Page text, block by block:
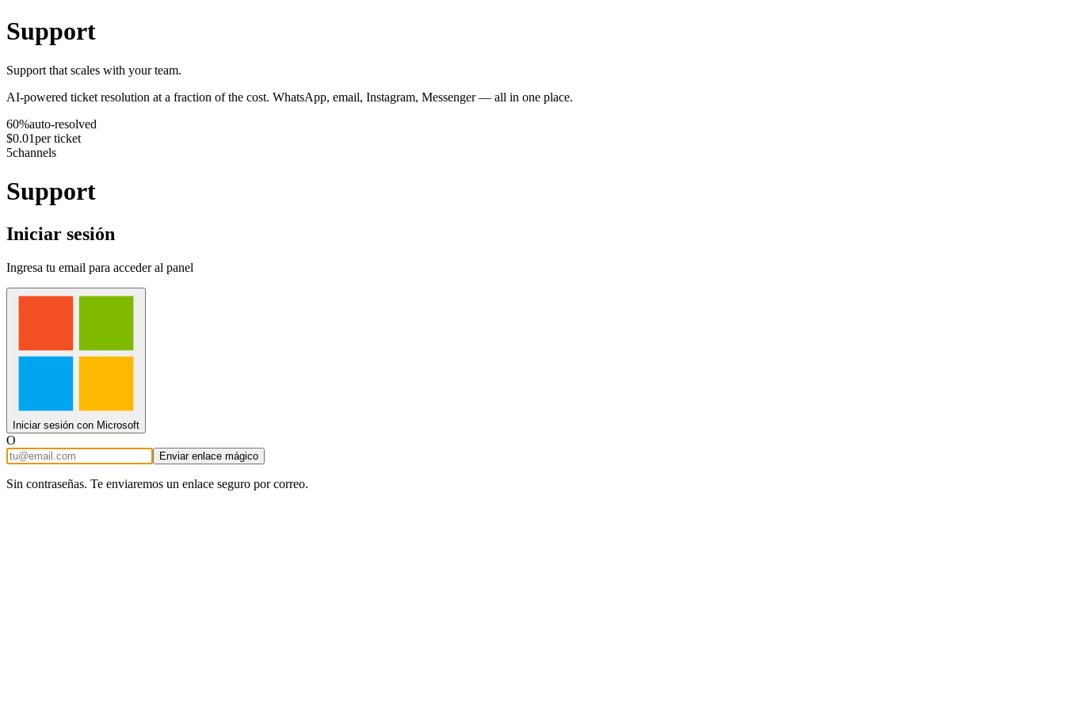
Support
Support that scales with your team.
AI-powered ticket resolution at a fraction of the cost. WhatsApp, email, Instagram, Messenger — all in one place.
60%auto-resolved
$0.01per ticket
5channels
Support
Iniciar sesión
Ingresa tu email para acceder al panel
Iniciar sesión con Microsoft
O
Enviar enlace mágico
Sin contraseñas. Te enviaremos un enlace seguro por correo.